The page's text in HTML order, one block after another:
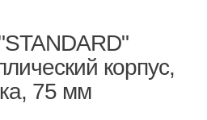
корпус,
75 мм